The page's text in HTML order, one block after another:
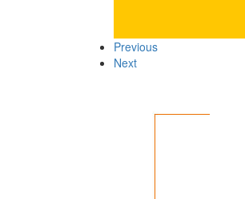
Previous
Next